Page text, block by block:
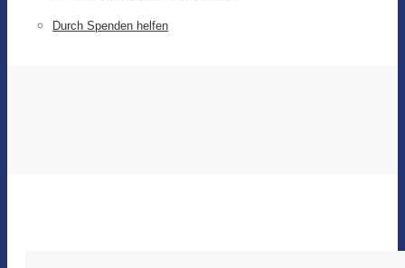
Durch Spenden helfen